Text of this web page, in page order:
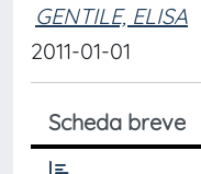
GENTILE, ELISA
2011-01-01
Scheda breve